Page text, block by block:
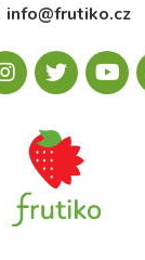
info@frutiko.cz